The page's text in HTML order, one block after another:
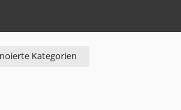
Kategorien